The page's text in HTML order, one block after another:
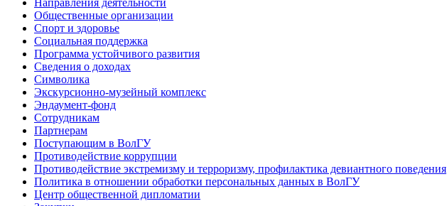
Направления деятельности
Общественные организации
Спорт и здоровье
Социальная поддержка
Программа устойчивого развития
Сведения о доходах
Символика
Экскурсионно-музейный комплекс
Эндаумент-фонд
Сотрудникам
Партнерам
Поступающим в ВолГУ
Противодействие коррупции
Противодействие экстремизму и терроризму, профилактика девиантного поведения
Политика в отношении обработки персональных данных в ВолГУ
Центр общественной дипломатии